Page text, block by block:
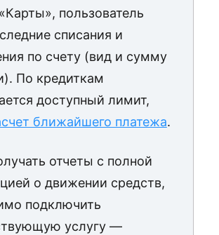
пользователь
списания и
по счету (вид и сумму
По кредиткам
доступный лимит,
ближайшего платежа.
отчеты с полной
о движении средств,
подключить
услугу —